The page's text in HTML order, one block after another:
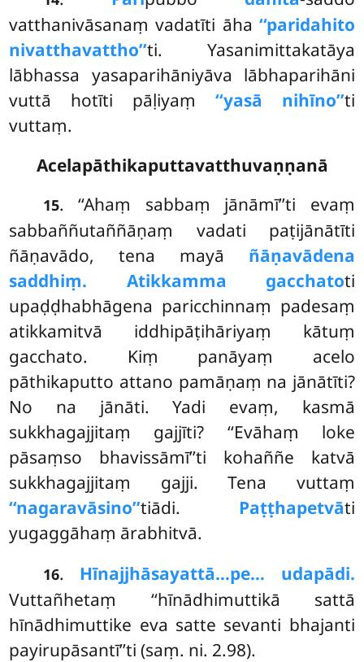
vatthanivāsanaṃ vadatīti āha ‘‘paridahito
nivatthavattho’’ti. Yasanimittakatāya
lābhassa yasaparihāniyāva lābhaparihāni
vuttā hotīti pāḷiyaṃ ‘‘yasā nihīno’’ti
vuttaṃ.
Acelapāthikaputtavatthuvaṇṇanā
15. ‘‘Ahaṃ sabbaṃ jānāmī’’ti evaṃ
sabbaññutaññāṇaṃ vadati paṭijānātīti
ñāṇavādo, tena mayā ñāṇavādena
saddhiṃ.
Atikkamma gacchatoti
upaḍḍhabhāgena paricchinnaṃ padesaṃ
atikkamitvā iddhipāṭihāriyaṃ kātuṃ
gacchato. Kiṃ panāyaṃ acelo
pāthikaputto attano pamāṇaṃ na jānātīti?
No na jānāti. Yadi evaṃ, kasmā
sukkhagajjitaṃ gajjīti? ‘‘Evāhaṃ loke
pāsaṃso bhavissāmī’’ti kohaññe katvā
sukkhagajjitaṃ gajji. Tena vuttaṃ
‘‘nagaravāsino’’tiādi. Paṭṭhapetvāti
yugaggāhaṃ ārabhitvā.
16. Hīnajjhāsayattā…pe… udapādi.
Vuttañhetaṃ ‘‘hīnādhimuttikā sattā
hīnādhimuttike eva satte sevanti bhajanti
payirupāsantī’’ti (saṃ. ni. 2.98).